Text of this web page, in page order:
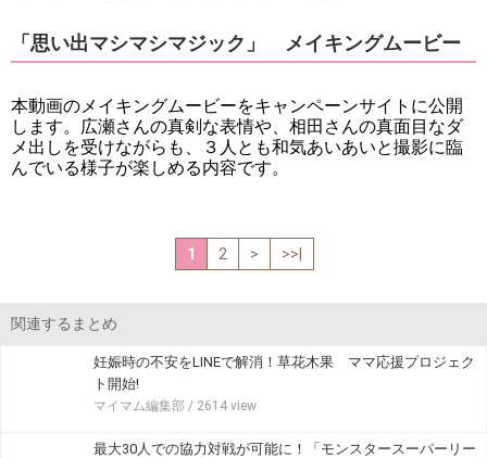
「思い出マシマシマジック」 メイキングムービー
本動画のメイキングムービーをキャンペーンサイトに公開
します。広瀬さんの真剣な表情や、相田さんの真面目なダ
メ出しを受けながらも、３人とも和気あいあいと撮影に臨
んでいる様子が楽しめる内容です。
1 2 > >>|
関連するまとめ
妊娠時の不安をLINEで解消！草花木果 ママ応援プロジェク
ト開始!
マイマム編集部 / 2614 view
最大30人での協力対戦が可能に！「モンスタースーパーリー